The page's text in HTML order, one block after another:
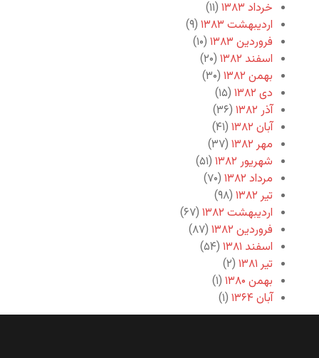
خرداد ۱۳۸۳
(۱۱)
اردیبهشت ۱۳۸۳
(۹)
فروردین ۱۳۸۳
(۱۰)
اسفند ۱۳۸۲
(۲۰)
بهمن ۱۳۸۲
(۳۰)
دی ۱۳۸۲
(۱۵)
آذر ۱۳۸۲
(۳۶)
آبان ۱۳۸۲
(۴۱)
مهر ۱۳۸۲
(۳۷)
شهریور ۱۳۸۲
(۵۱)
مرداد ۱۳۸۲
(۷۰)
تیر ۱۳۸۲
(۹۸)
اردیبهشت ۱۳۸۲
(۶۷)
فروردین ۱۳۸۲
(۸۷)
اسفند ۱۳۸۱
(۵۴)
تیر ۱۳۸۱
(۲)
بهمن ۱۳۸۰
(۱)
آبان ۱۳۶۴
(۱)